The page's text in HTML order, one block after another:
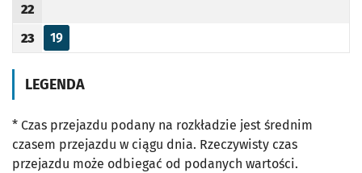
Godzina odjazdu
22
Godzina odjazdu
23
Odjazd
19
minut po godzinie 23
LEGENDA
* Czas przejazdu podany na rozkładzie jest średnim
czasem przejazdu w ciągu dnia. Rzeczywisty czas
przejazdu może odbiegać od podanych wartości.